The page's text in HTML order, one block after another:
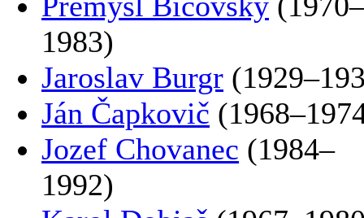
1983)
Jaroslav Burgr
Ján Čapkovič
Jozef Chovanec (1984–
1992)